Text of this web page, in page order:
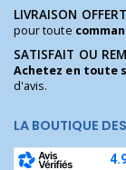
LIVRAISON
pour toute
SATISFAIT OU
Achetez en toute
d'avis.
LA BOUTIQUE